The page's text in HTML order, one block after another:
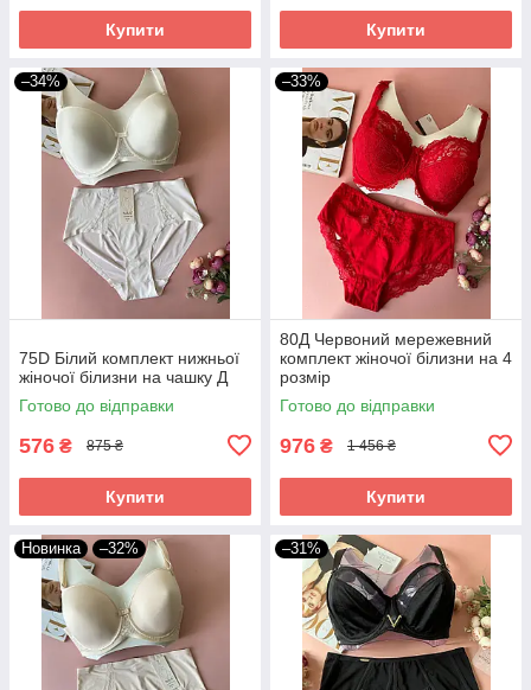
Купити Купити
–34%
75D Білий комплект нижньої
жіночої білизни на чашку Д
Готово до відправки
576 ₴ 875 ₴
Купити
–33%
80Д Червоний мережевний
комплект жіночої білизни на 4
розмір
Готово до відправки
976 ₴ 1 456 ₴
Купити
Новинка –32% –31%